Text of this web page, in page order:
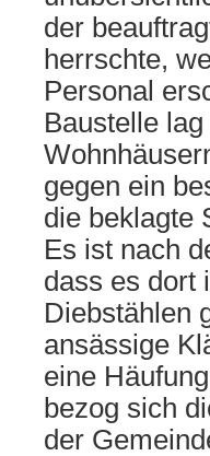
der
herrschte,
Personal
Baustelle
gegen ein
die beklagte
Es ist nach
dass es dort
Diebstählen
ansässige
eine
bezog sich
der